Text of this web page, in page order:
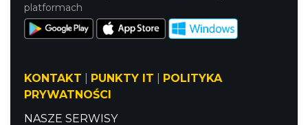
platformach
KONTAKT PUNKTY IT
POLITYKA
PRYWATNOŚCI
NASZE SERWISY